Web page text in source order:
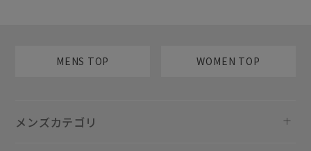
MENS TOP WOMEN TOP
メンズカテゴリ